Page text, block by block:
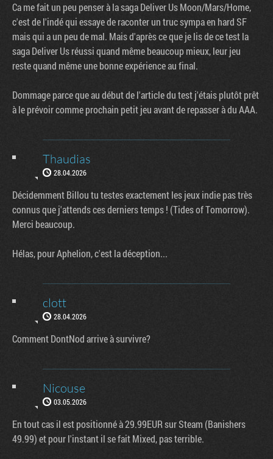
Ca me fait un peu penser à la saga Deliver Us Moon/Mars/Home,
c'est de l'indé qui essaye de raconter un truc sympa en hard SF
mais qui a un peu de mal. Mais d'après ce que je lis de ce test la
saga Deliver Us réussi quand même beaucoup mieux, leur jeu
reste quand même une bonne expérience au final.
Dommage parce que au début de l'article du test j'étais plutôt prêt
à le prévoir comme prochain petit jeu avant de repasser à du AAA.
Thaudias
28.04.2026
Décidemment Billou tu testes exactement les jeux indie pas très
connus que j'attends ces derniers temps ! (Tides of Tomorrow).
Merci beaucoup.
Hélas, pour Aphelion, c'est la déception...
clott
28.04.2026
Comment DontNod arrive à survivre?
Nicouse
03.05.2026
En tout cas il est positionné à 29.99EUR sur Steam (Banishers
49.99) et pour l'instant il se fait Mixed, pas terrible.